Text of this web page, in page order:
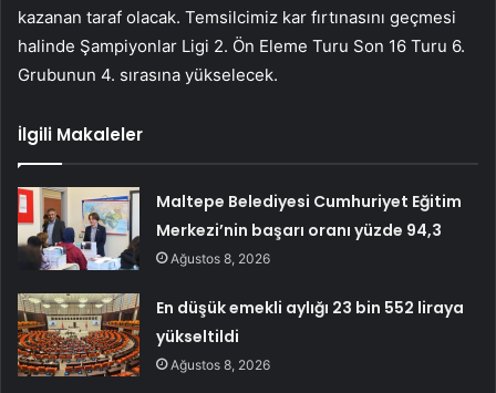
kazanan taraf olacak. Temsilcimiz kar fırtınasını geçmesi
halinde Şampiyonlar Ligi 2. Ön Eleme Turu Son 16 Turu 6.
Grubunun 4. sırasına yükselecek.
İlgili Makaleler
Maltepe Belediyesi Cumhuriyet Eğitim
Merkezi’nin başarı oranı yüzde 94,3
Ağustos 8, 2026
En düşük emekli aylığı 23 bin 552 liraya
yükseltildi
Ağustos 8, 2026